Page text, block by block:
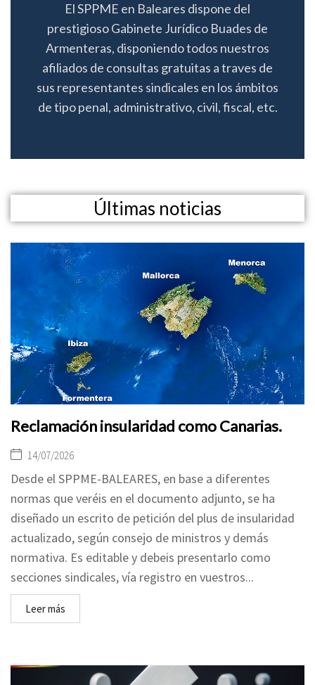
El SPPME en Baleares dispone del
prestigioso Gabinete Jurídico Buades de
Armenteras, disponiendo todos nuestros
afiliados de consultas gratuitas a traves de
sus representantes sindicales en los ámbitos
de tipo penal, administrativo, civil, fiscal, etc.
Últimas noticias
Reclamación insularidad como Canarias.
14/07/2026
Desde el SPPME-BALEARES, en base a diferentes
normas que veréis en el documento adjunto, se ha
diseñado un escrito de petición del plus de insularidad
actualizado, según consejo de ministros y demás
normativa. Es editable y debeis presentarlo como
secciones sindicales, vía registro en vuestros...
Leer más